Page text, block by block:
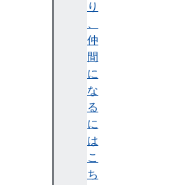
り
、
仲
間
に
な
る
に
は
こ
ち